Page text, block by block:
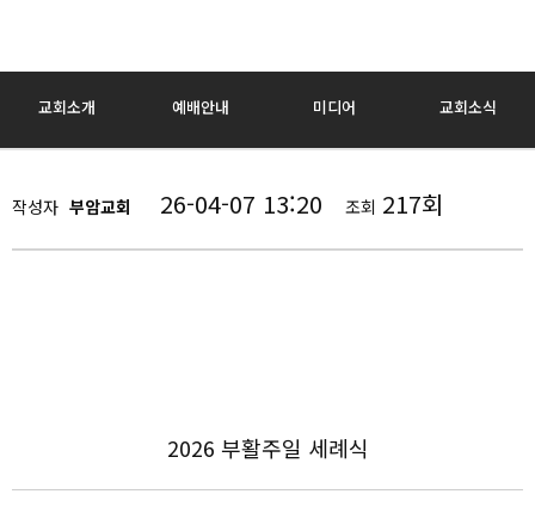
교회소개 예배안내 미디어 교회소식
작성자 부암교회 26-04-07 13:20 조회 217회
2026 부활주일 세례식